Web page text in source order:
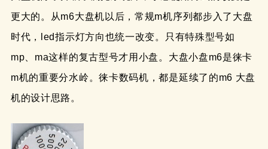
更大的。从m6大盘机以后，常规m机序列都步入了大盘
时代，led指示灯方向也统一改变。只有特殊型号如
mp、ma这样的复古型号才用小盘。大盘小盘m6是徕卡
m机的重要分水岭。徕卡数码机，都是延续了的m6 大盘
机的设计思路。